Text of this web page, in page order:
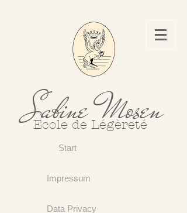
Sabine Mosen
Ecole de Légèreté
Start
Impressum
Data Privacy